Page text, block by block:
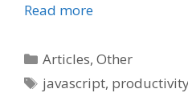
Read more
Categories
Articles,Other
Tags
javascript,